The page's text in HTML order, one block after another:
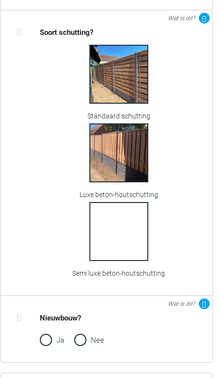
Wat is dit?
Soort schutting?
Standaard schutting
Luxe beton-houtschutting
Semi luxe beton-houtschutting
Wat is dit?
Nieuwbouw?
Ja Nee